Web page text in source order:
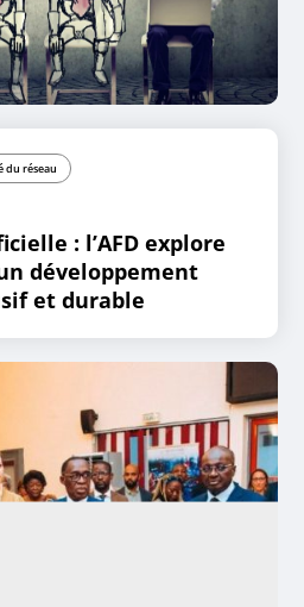
du réseau
: l’AFD explore
développement
et durable